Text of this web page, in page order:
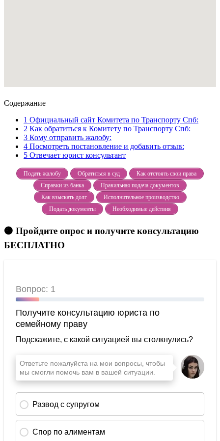
Содержание
1 Официальный сайт Комитета по Транспорту Спб:
2 Как обратиться к Комитету по Транспорту Спб:
3 Кому отправить жалобу:
4 Посмотреть постановление и добавить отзыв:
5 Отвечает юрист консультант
Подать жалобу Обратиться в суд
Как отстоять свои права
Справки из банка
Правильная подача документов
Как взыскать долг
Исполнительное производство
Подать документы
Необходимые действия
🟠 Пройдите опрос и получите консультацию
БЕСПЛАТНО